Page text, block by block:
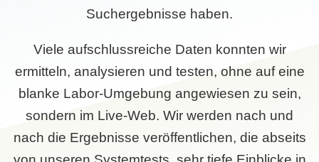
Suchergebnisse haben.
Viele aufschlussreiche Daten konnten wir
ermitteln, analysieren und testen, ohne auf eine
blanke Labor-Umgebung angewiesen zu sein,
sondern im Live-Web. Wir werden nach und
nach die Ergebnisse veröffentlichen, die abseits